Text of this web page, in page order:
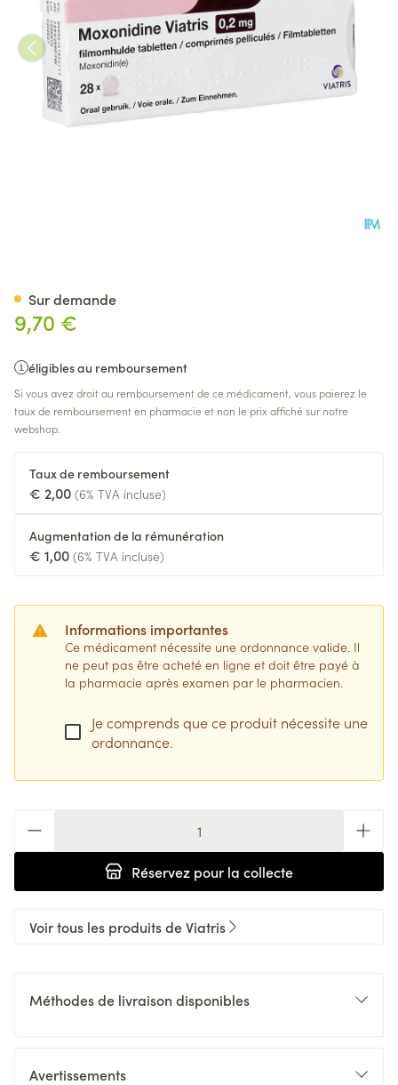
9,70 €
éligibles au remboursement
Si vous avez droit au remboursement de ce médicament, vous paierez le
taux de remboursement en pharmacie et non le prix affiché sur notre
webshop.
Taux de remboursement
€ 2,00 (6% TVA incluse)
Augmentation de la rémunération
€ 1,00 (6% TVA incluse)
Informations importantes
Ce médicament nécessite une ordonnance valide. Il
ne peut pas être acheté en ligne et doit être payé à
la pharmacie après examen par le pharmacien.
Je comprends que ce produit nécessite une
ordonnance.
Réservez pour la collecte
Sur demande
Voir tous les produits de Viatris
Méthodes de livraison disponibles
Avertissements